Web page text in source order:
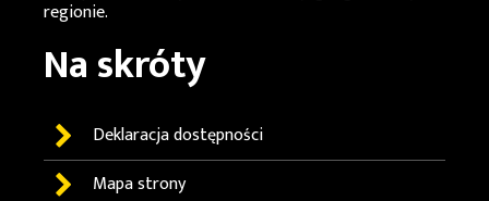
regionie.
Na skróty
Deklaracja dostępności
Mapa strony